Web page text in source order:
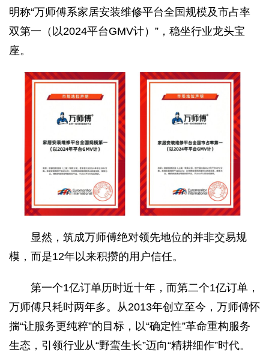
明称“万师傅系家居安装维修平台全国规模及市占率
双第一（以2024平台GMV计）”，稳坐行业龙头宝
座。
显然，筑成万师傅绝对领先地位的并非交易规
模，而是12年以来积攒的用户信任。
第一个1亿订单历时近十年，而第二个1亿订单，
万师傅只耗时两年多。从2013年创立至今，万师傅怀
揣“让服务更纯粹”的目标，以“确定性”革命重构服务
生态，引领行业从“野蛮生长”迈向“精耕细作”时代。